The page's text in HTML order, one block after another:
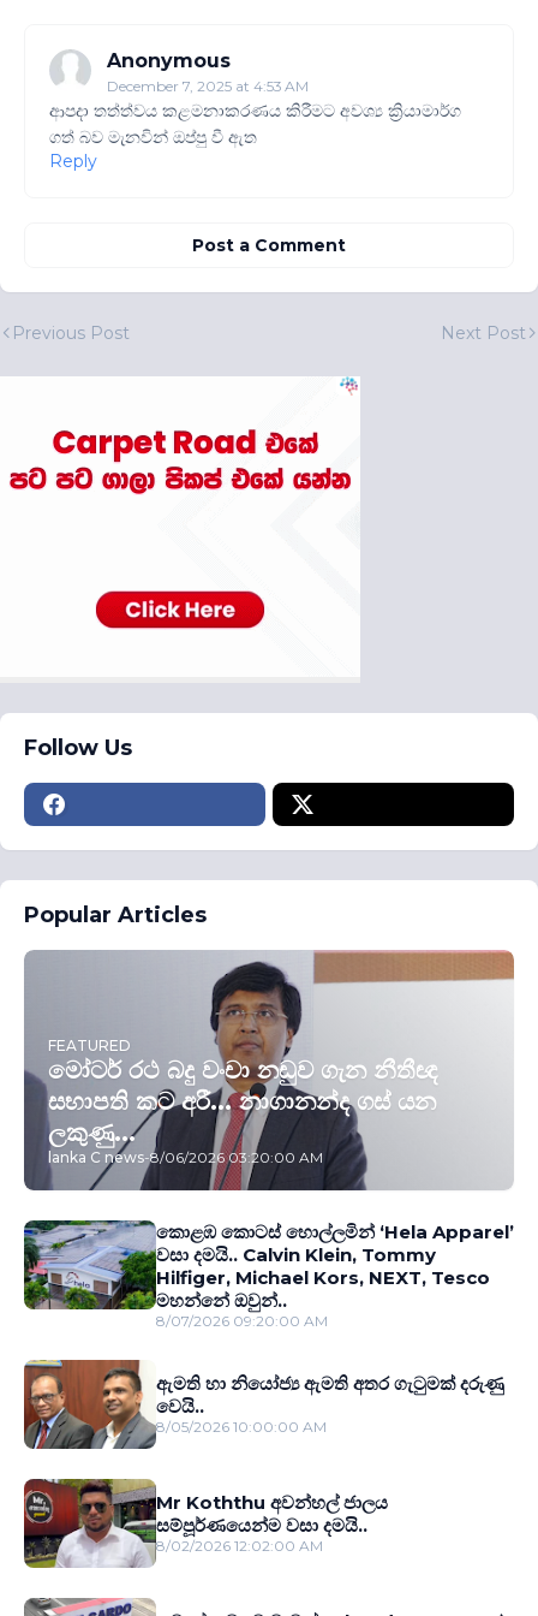
Anonymous
December 7, 2025 at 4:53 AM
ආපදා තත්ත්වය කළමනාකරණය කිරීමට අවශ්‍ය ක්‍රියාමාර්ග
ගත් බව මැනවින් ඔප්පු වී ඇත
Reply
Post a Comment
Previous Post Next Post
Follow Us
Popular Articles
FEATURED
මෝටර් රථ බදු වංචා නඩුව ගැන නීතීඥ
සභාපති කට අරී... නාගානන්ද ගස් යන
ලකුණු...
lanka C news-8/06/2026 03:20:00 AM
කොළඹ කොටස් හොල්ලමින් ‘Hela Apparel’
වසා දමයි.. Calvin Klein, Tommy
Hilfiger, Michael Kors, NEXT, Tesco
මහන්නේ ඔවුන්..
8/07/2026 09:20:00 AM
ඇමති හා නියෝජ්‍ය ඇමති අතර ගැටුමක් දරුණු
වෙයි..
8/05/2026 10:00:00 AM
Mr Koththu අවන්හල් ජාලය
සම්පූර්ණයෙන්ම වසා දමයි..
8/02/2026 12:02:00 AM